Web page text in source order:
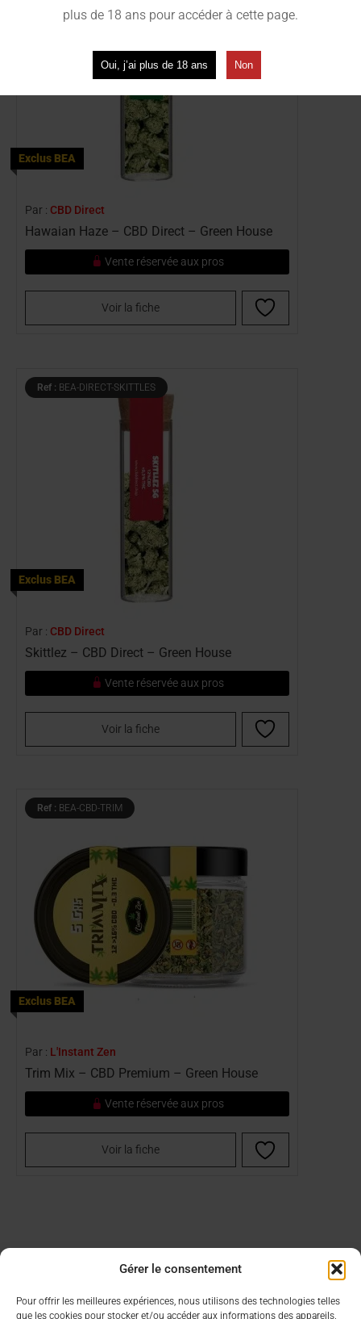
Gérer le consentement
Pour offrir les meilleures expériences, nous utilisons des technologies telles
que les cookies pour stocker et/ou accéder aux informations des appareils.
Exclus BEA
Par : CBD Direct
Hawaian Haze – CBD Direct – Green House
Vente réservée aux pros
Voir la fiche
Ref : BEA-DIRECT-SKITTLES
Exclus BEA
Par : CBD Direct
Skittlez – CBD Direct – Green House
Vente réservée aux pros
Voir la fiche
Ref : BEA-CBD-TRIM
Exclus BEA
Par : L'Instant Zen
Trim Mix – CBD Premium – Green House
Vente réservée aux pros
Voir la fiche
Aide & Infos Lien utiles
plus de 18 ans pour accéder à cette page.
Oui, j’ai plus de 18 ans Non